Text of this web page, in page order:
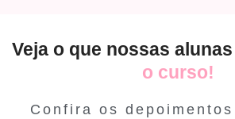
Veja o que nossas alunas
o curso!
Confira os